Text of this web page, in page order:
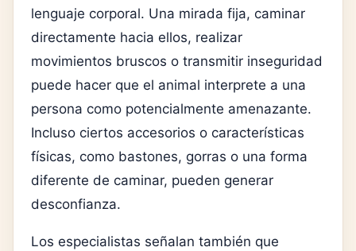
lenguaje corporal. Una mirada fija, caminar
directamente hacia ellos, realizar
movimientos bruscos o transmitir inseguridad
puede hacer que el animal interprete a una
persona como potencialmente amenazante.
Incluso ciertos accesorios o características
físicas, como bastones, gorras o una forma
diferente de caminar, pueden generar
desconfianza.
Los especialistas señalan también que